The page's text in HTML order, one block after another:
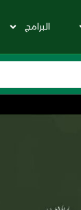
البرامج